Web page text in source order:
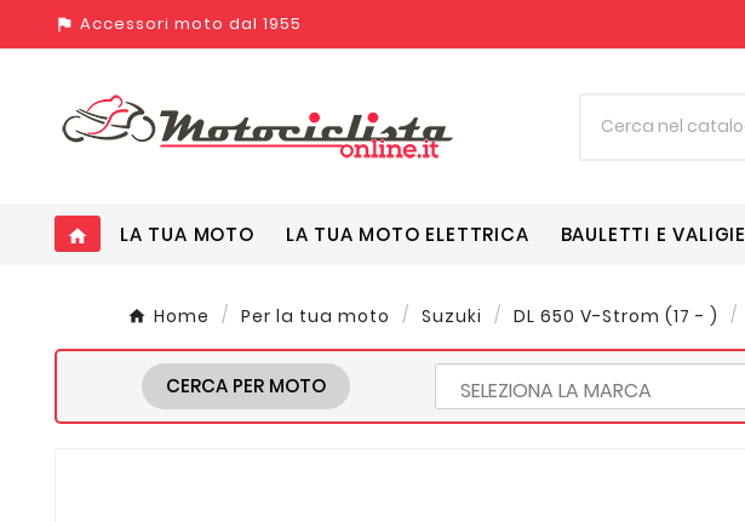
assistant_photo Accessori moto dal 1955
home LA TUA MOTO LA TUA MOTO ELETTRICA BAULETTI E VALIGIE
Home Per la tua moto Suzuki DL 650 V-Strom (17 - )
CERCA PER MOTO